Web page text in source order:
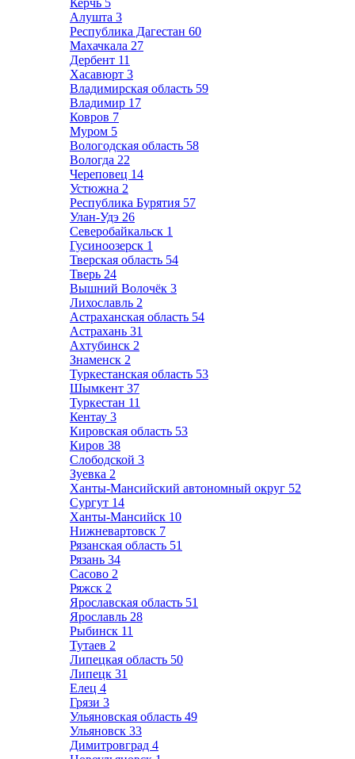
Керчь 5
Алушта 3
Республика Дагестан 60
Махачкала 27
Дербент 11
Хасавюрт 3
Владимирская область 59
Владимир 17
Ковров 7
Муром 5
Вологодская область 58
Вологда 22
Череповец 14
Устюжна 2
Республика Бурятия 57
Улан-Удэ 26
Северобайкальск 1
Гусиноозерск 1
Тверская область 54
Тверь 24
Вышний Волочёк 3
Лихославль 2
Астраханская область 54
Астрахань 31
Ахтубинск 2
Знаменск 2
Туркестанская область 53
Шымкент 37
Туркестан 11
Кентау 3
Кировская область 53
Киров 38
Слободской 3
Зуевка 2
Ханты-Мансийский автономный округ 52
Сургут 14
Ханты-Мансийск 10
Нижневартовск 7
Рязанская область 51
Рязань 34
Сасово 2
Ряжск 2
Ярославская область 51
Ярославль 28
Рыбинск 11
Тутаев 2
Липецкая область 50
Липецк 31
Елец 4
Грязи 3
Ульяновская область 49
Ульяновск 33
Димитровград 4